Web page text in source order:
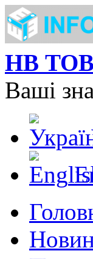
Перейти до
НВ ТОВ
Ваші
Мови
Головне